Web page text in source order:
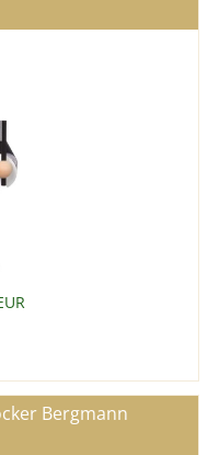
Bergmann